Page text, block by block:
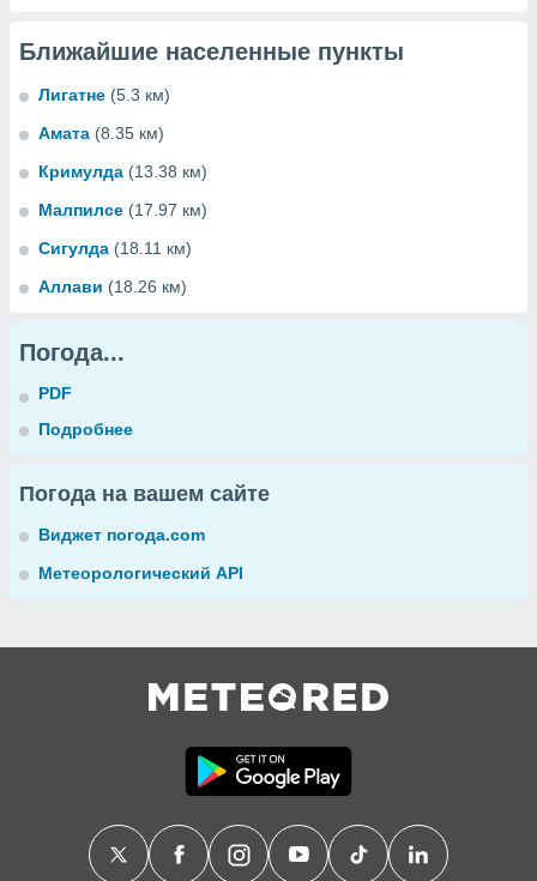
Ближайшие населенные пункты
Лигатне (5.3 км)
Амата (8.35 км)
Кримулда (13.38 км)
Малпилсе (17.97 км)
Сигулда (18.11 км)
Аллави (18.26 км)
Погода...
PDF
Подробнее
Погода на вашем сайте
Виджет погода.com
Метеорологический API